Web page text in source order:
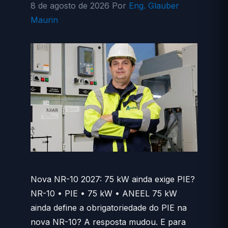
8 de agosto de 2026 Por Eng. Glauber
Maurin
Nova NR-10 2027: 75 kW ainda exige PIE?
NR-10 • PIE • 75 kW • ANEEL 75 kW
ainda define a obrigatoriedade do PIE na
nova NR-10? A resposta mudou. E para